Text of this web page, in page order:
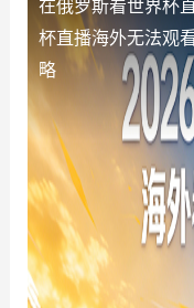
在俄罗斯看世界杯
杯直播海外无法观
略